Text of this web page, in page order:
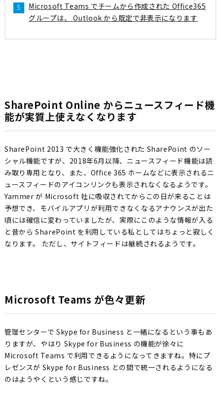
Microsoft Teams でチームから作成された Office365
グループは、 Outlook から既定で非表示になります
SharePoint Online からニュースフィード機
能が実質上使えなくなります
SharePoint 2013 で大きく機能強化された SharePoint のソー
シャル機能ですが、2018年6月以降、ニュースフィード機能は読
み取り専用となり、また、Office 365 ホームなどに表示されるニ
ュースフィードのアイコンリンクも表示されなくなるようです。
Yammer が Microsoft 社に吸収されてからこの日が来ることは
予想でき、モバイルアプリが利用できなくなるアナウンスが出た
頃には確信に変わっていましたが、実際にこのような情報が入る
と昔から SharePoint を利用している私としてはちょっと寂しく
なります。 ただし、サイトフィードは継続されるようです。
Microsoft Teams が色々更新
管理センターで Skype for Business と一緒になるという事もあ
りますが、やはり Skype for Business の機能が徐々に
Microsoft Teams で利用できるようになってきますね。特にプ
レゼンスが Skype for Business との間で統一されるようになる
のはようやくという感じですね。